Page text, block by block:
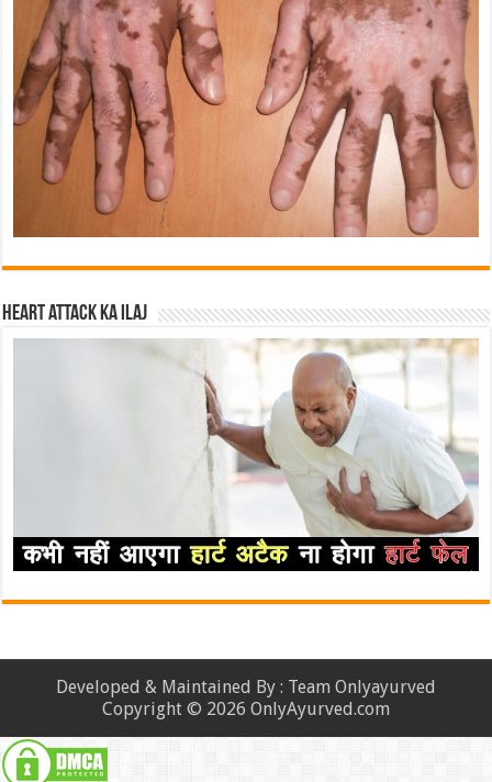
Heart attack ka ilaj
Developed & Maintained By : Team Onlyayurved
Copyright © 2026 OnlyAyurved.com